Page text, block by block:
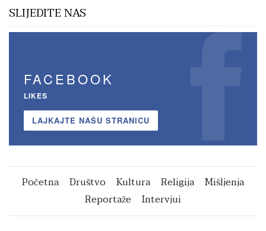
SLIJEDITE NAS
FACEBOOK
LIKES
LAJKAJTE NAŠU STRANICU
Početna Društvo Kultura Religija
Mišljenja
Reportaže
Intervjui